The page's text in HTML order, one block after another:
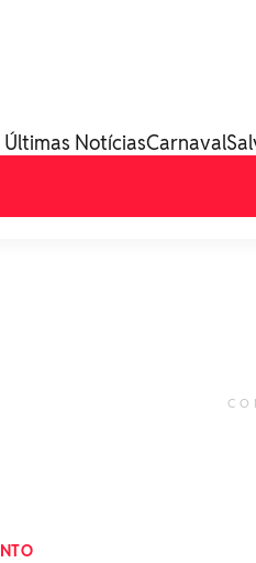
Últimas NotíciasCarnaval